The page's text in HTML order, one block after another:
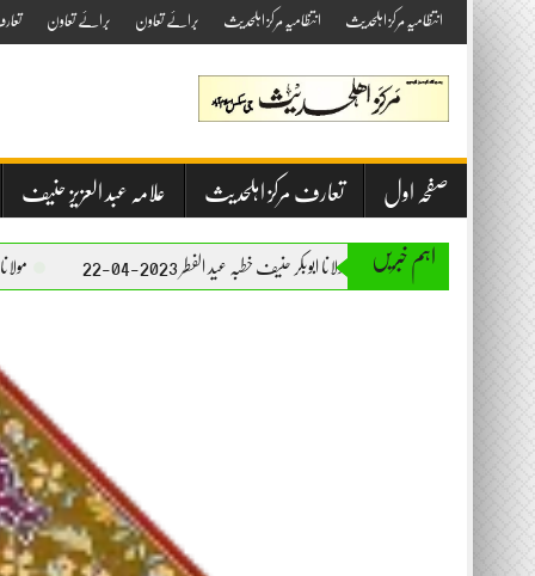
Skip
to
content
انتظامیہ مرکز اہلحدیث انتظامیہ مرکز اہلحدیث برائے تعاون برائے تعاون
صفحہ اول تعارف مرکز اہلحدیث علامہ عبد العزیز حنیف
اہم خبریں
مولانا ابوبکر حنیف خطبہ عید الفطر 2023-04-22 مولانا ابوبکر حنیف خطبہ